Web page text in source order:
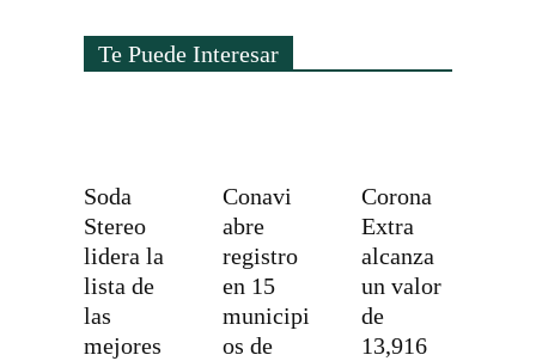
Te Puede Interesar
Soda
Stereo
lidera la
lista de
las
mejores
Conavi
abre
registro
en 15
municipi
os de
Corona
Extra
alcanza
un valor
de
13,916